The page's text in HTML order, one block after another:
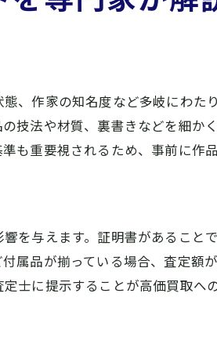
、作家の知名度など多岐にわ
技法や材質、裏書きなどを細か
も重要視されるため、事前に作
を与えます。証明書があること
属品が揃っている場合、査定額
士に提示することが高価買取へ